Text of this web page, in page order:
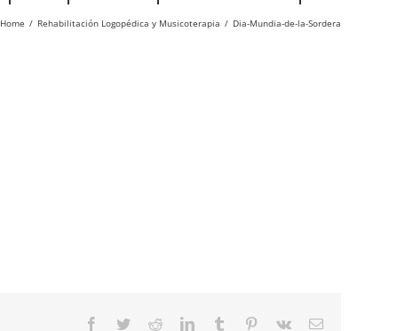
Home Rehabilitación Logopédica y Musicoterapia Dia-Mundia-de-la-Sordera
Facebook
TwitterRedditLinkedInTumblr Pinterest
Vk Email